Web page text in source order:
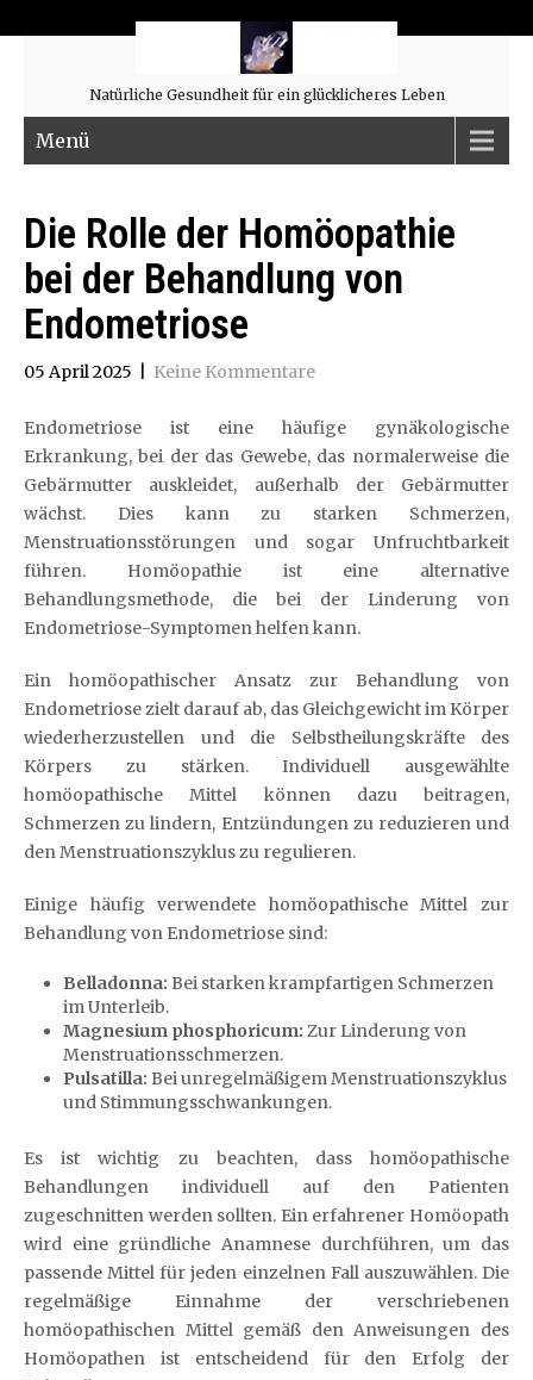
Natürliche Gesundheit für ein glücklicheres Leben
Menü
Die Rolle der Homöopathie
bei der Behandlung von
Endometriose
05 April 2025 Keine Kommentare
Endometriose ist eine häufige gynäkologische
Erkrankung, bei der das Gewebe, das normalerweise die
Gebärmutter auskleidet, außerhalb der Gebärmutter
wächst. Dies kann zu starken Schmerzen,
Menstruationsstörungen und sogar Unfruchtbarkeit
führen. Homöopathie ist eine alternative
Behandlungsmethode, die bei der Linderung von
Endometriose-Symptomen helfen kann.
Ein homöopathischer Ansatz zur Behandlung von
Endometriose zielt darauf ab, das Gleichgewicht im Körper
wiederherzustellen und die Selbstheilungskräfte des
Körpers zu stärken. Individuell ausgewählte
homöopathische Mittel können dazu beitragen,
Schmerzen zu lindern, Entzündungen zu reduzieren und
den Menstruationszyklus zu regulieren.
Einige häufig verwendete homöopathische Mittel zur
Behandlung von Endometriose sind:
Belladonna: Bei starken krampfartigen Schmerzen
im Unterleib.
Magnesium phosphoricum: Zur Linderung von
Menstruationsschmerzen.
Pulsatilla: Bei unregelmäßigem Menstruationszyklus
und Stimmungsschwankungen.
Es ist wichtig zu beachten, dass homöopathische
Behandlungen individuell auf den Patienten
zugeschnitten werden sollten. Ein erfahrener Homöopath
wird eine gründliche Anamnese durchführen, um das
passende Mittel für jeden einzelnen Fall auszuwählen. Die
regelmäßige Einnahme der verschriebenen
homöopathischen Mittel gemäß den Anweisungen des
Homöopathen ist entscheidend für den Erfolg der